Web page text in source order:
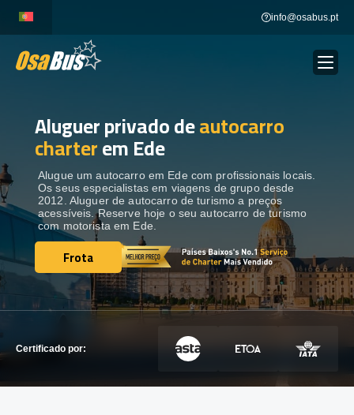
content
info@osabus.pt
ALUGUER DE AUTOCARROS
DESTINOS
FROTA
ENTRE EM CONTACTO
ENTRE EM CONTACTO
Aluguer privado deautocarro
charterem Ede
Alugue um autocarro em Ede com profissionais locais.
Os seus especialistas em viagens de grupo desde
2012. Aluguer de autocarro de turismo a preços
acessíveis. Reserve hoje o seu autocarro de turismo
com motorista em Ede.
Frota
Frota
Certificado por: